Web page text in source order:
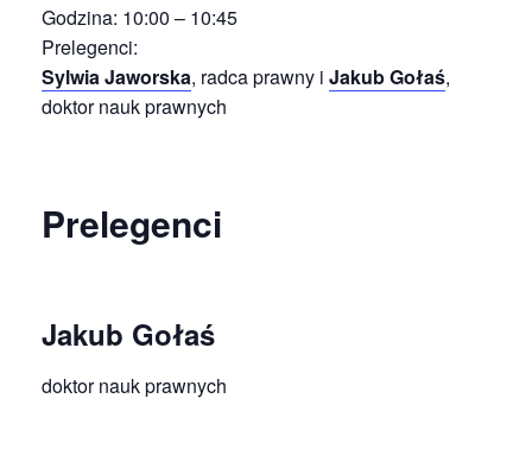
Godzina: 10:00 – 10:45
Prelegenci:
Sylwia Jaworska, radca prawny i Jakub Gołaś,
doktor nauk prawnych
Prelegenci
Jakub Gołaś
doktor nauk prawnych